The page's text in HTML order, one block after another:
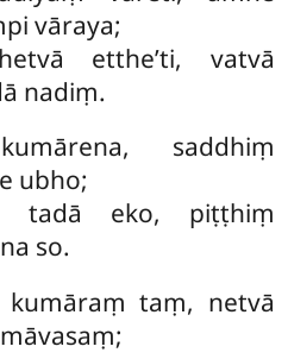
vāraya;
etthe’ti, vatvā
nadiṃ.
saddhiṃ
ubho;
tadā eko, piṭṭhiṃ
so.
kumāraṃ taṃ, netvā